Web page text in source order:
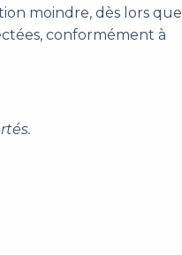
moindre, dès lors que
conformément à